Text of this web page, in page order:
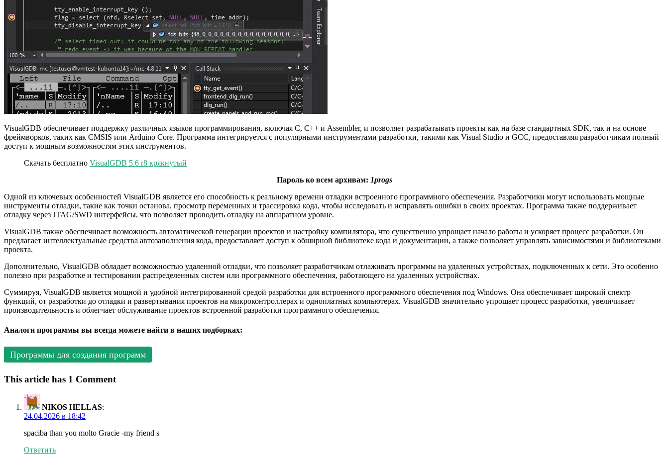
VisualGDB обеспечивает поддержку различных языков программирования, включая C, C++ и Assembler, и позволяет разрабатывать проекты как на базе стандартных SDK, так и на основе
фреймворков, таких как CMSIS или Arduino Core. Программа интегрируется с популярными инструментами разработки, такими как Visual Studio и GCC, предоставляя разработчикам полный
доступ к мощным возможностям этих инструментов.
Скачать бесплатно VisualGDB 5.6 r8 крякнутый
Пароль ко всем архивам: 1progs
Одной из ключевых особенностей VisualGDB является его способность к реальному времени отладки встроенного программного обеспечения. Разработчики могут использовать мощные
инструменты отладки, такие как точки останова, просмотр переменных и трассировка кода, чтобы исследовать и исправлять ошибки в своих проектах. Программа также поддерживает
отладку через JTAG/SWD интерфейсы, что позволяет проводить отладку на аппаратном уровне.
VisualGDB также обеспечивает возможность автоматической генерации проектов и настройку компилятора, что существенно упрощает начало работы и ускоряет процесс разработки. Он
предлагает интеллектуальные средства автозаполнения кода, предоставляет доступ к обширной библиотеке кода и документации, а также позволяет управлять зависимостями и библиотеками
проекта.
Дополнительно, VisualGDB обладает возможностью удаленной отладки, что позволяет разработчикам отлаживать программы на удаленных устройствах, подключенных к сети. Это особенно
полезно при разработке и тестировании распределенных систем или программного обеспечения, работающего на удаленных устройствах.
Суммируя, VisualGDB является мощной и удобной интегрированной средой разработки для встроенного программного обеспечения под Windows. Она обеспечивает широкий спектр
функций, от разработки до отладки и развертывания проектов на микроконтроллерах и одноплатных компьютерах. VisualGDB значительно упрощает процесс разработки, увеличивает
производительность и облегчает обслуживание проектов встроенной разработки программного обеспечения.
Аналоги программы вы всегда можете найти в наших подборках:
Программы для создания программ
This article has 1 Comment
NIKOS HELLAS:
24.04.2026 в 18:42
spaciba than you molto Gracie -my friend s
Ответить